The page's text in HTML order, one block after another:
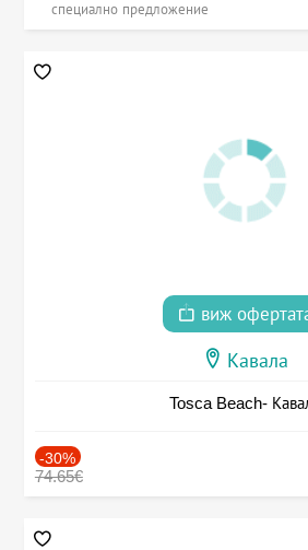
специално предложение
виж
Кавала
Tosca Beach-
-30%
74.65€